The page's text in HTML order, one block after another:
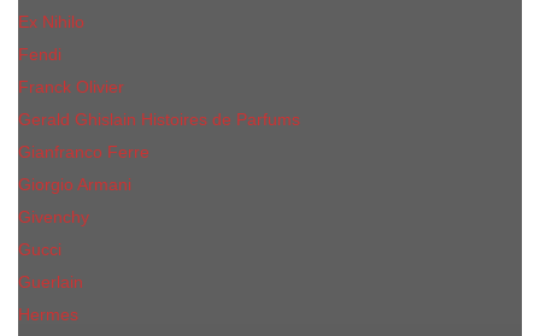
Ex Nihilo
Fendi
Franck Olivier
Gerald Ghislain Histoires de Parfums
Gianfranco Ferre
Giorgio Armani
Givenchy
Gucci
Guerlain
Hermes